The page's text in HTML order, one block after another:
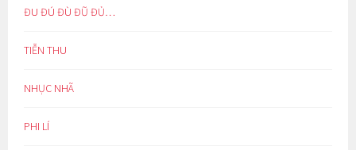
ĐU ĐÚ ĐÙ ĐŨ ĐỦ…
TIỄN THU
NHỤC NHÃ
PHI LÍ